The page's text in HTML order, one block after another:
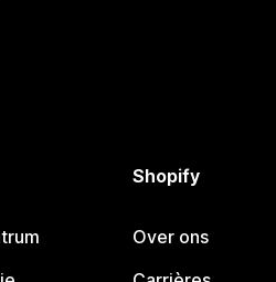
Shopify
Over ons